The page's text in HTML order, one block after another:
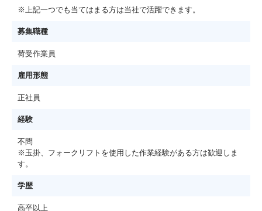
※上記一つでも当てはまる方は当社で活躍できます。
募集職種
荷受作業員
雇用形態
正社員
経験
不問
※玉掛、フォークリフトを使用した作業経験がある方は歓迎しま
す。
学歴
高卒以上